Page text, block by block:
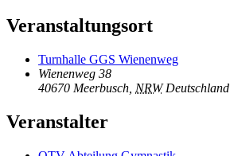
Veranstaltungsort
Turnhalle GGS Wienenweg
Wienenweg 38
40670 Meerbusch NRW Deutschland
Veranstalter